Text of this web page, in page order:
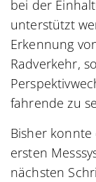
bei der
unterstützt
Erkennung
Radverkehr,
fahrende zu
Bisher
ersten
nächsten